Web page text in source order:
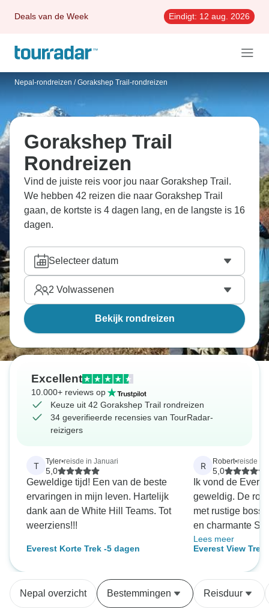
Deals van de Week Eindigt: 12 aug. 2026
Nepal-rondreizen / Gorakshep Trail-rondreizen
Gorakshep Trail
Rondreizen
Vind de juiste reis voor jou naar Gorakshep Trail.
We hebben 42 reizen die naar Gorakshep Trail
gaan, de kortste is 4 dagen lang, en de langste is 16
dagen.
Selecteer datum
2 Volwassenen
Bekijk rondreizen
Excellent
10.000+ reviews op
Keuze uit 42 Gorakshep Trail rondreizen
34 geverifieerde recensies van TourRadar-
reizigers
T Tyler•reisde in Januari
5,0
Geweldige tijd! Een van de beste
ervaringen in mijn leven. Hartelijk
dank aan de White Hill Teams. Tot
weerziens!!!
Everest Korte Trek -5 dagen
R Robert•reisde in
5,0
Ik vond de
geweldig. De
met rustige
en charmante
uitzicht werd
spectaculairder,
Namche
veel van en
iedereen zich
Lees meer
Everest View Trek
Nepal overzicht Bestemmingen Reisduur